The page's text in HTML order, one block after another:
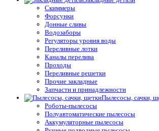
Скиммеры
Форсунки
Донные сливы
Водозаборы
Регуляторы уровня воды
Переливные лотки
Каналы перелива
Проходы
Переливные решетки
Прочие закладные
Запчасти и принадлежности
Пылесосы, сачки,
Роботы-пылесосы
Полуавтоматические пылесосы
Аккумуляторные пылесосы